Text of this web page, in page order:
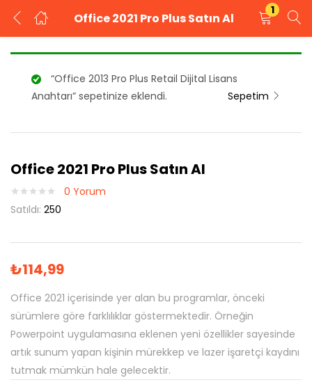
Office 2021 Pro Plus Satın Al
1
GIRIŞ YAP
KAYIT OL
Kullanıcı adınızı ve şifrenizi girin.
Beni Hatırla
“Office 2013 Pro Plus Retail Dijital Lisans
Anahtarı” sepetinize eklendi.
Sepetim
Office 2021 Pro Plus Satın Al
0 Yorum
Satıldı: 250
₺114,99
Office 2021 içerisinde yer alan bu programlar, önceki
sürümlere göre farklılıklar göstermektedir. Örneğin
Powerpoint uygulamasına eklenen yeni özellikler sayesinde
artık sunum yapan kişinin mürekkep ve lazer işaretçi kaydını
tutmak mümkün hale gelecektir.